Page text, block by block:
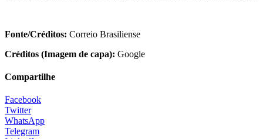
Fonte/Créditos: Correio Brasiliense
Créditos (Imagem de capa): Google
Compartilhe
Facebook
Twitter
WhatsApp
Telegram